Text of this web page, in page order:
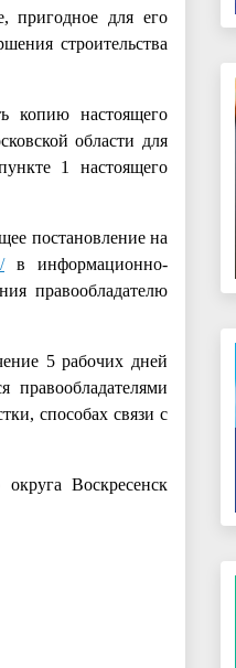
пригодное для его
строительства
копию настоящего
области для
1 настоящего
постановление на
в информационно-
правообладателю
5 рабочих дней
правообладателями
способах связи с
Воскресенск